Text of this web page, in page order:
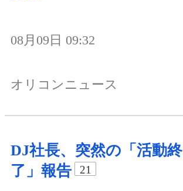
08月09日 09:32
オリコンニュース
DJ社長、突然の「活動終
了」報告
21